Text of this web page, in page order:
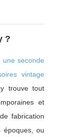
?
seconde
vintage
y trouve tout
et
fabrication
époques, ou